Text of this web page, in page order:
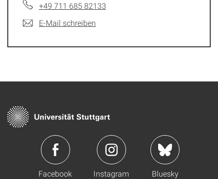
+49 711 685 82133
E-Mail schreiben
Facebook Instagram Bluesky